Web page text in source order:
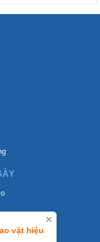
vặt hiệu